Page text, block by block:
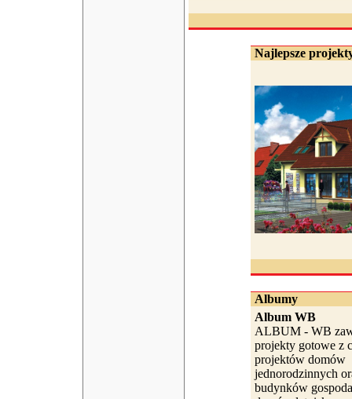
Najlepsze
Albumy
Album WB
ALBUM - WB
projekty gotowe z
projektów domów
jednorodzinnych
budynków